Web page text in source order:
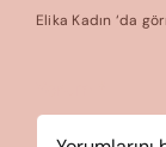
Elika Kadın ‘da